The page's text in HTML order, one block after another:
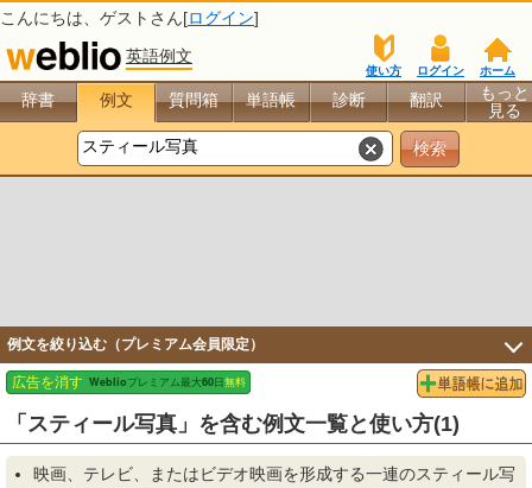
こんにちは、 ゲスト さん[ログイン]
英語例文
ホーム
ログイン
使い方
辞書 例文 質問箱 単語帳 診断 翻訳
もっと
見る
例文を絞り込む（プレミアム会員限定）
「スティール写真」を含む例文一覧と使い方(1)
映画、テレビ、またはビデオ映画を形成する一連のスティール写